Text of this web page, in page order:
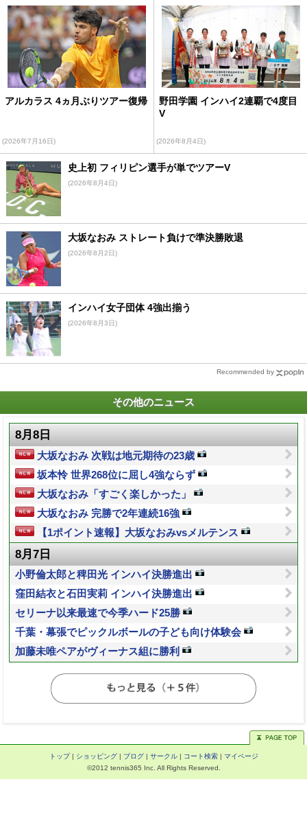
アルカラス 4ヵ月ぶりツアー復帰
(2026年7月16日)
野田学園 インハイ2連覇で4度目
V
(2026年8月4日)
史上初 フィリピン選手が単でツアーV
(2026年8月4日)
大坂なおみ ストレート負けで準決勝敗退
(2026年8月2日)
インハイ女子団体 4強出揃う
(2026年8月3日)
Recommended by
その他のニュース
8月8日
大坂なおみ 次戦は地元期待の23歳
坂本怜 世界268位に屈し4強ならず
大坂なおみ「すごく楽しかった」
大坂なおみ 完勝で2年連続16強
【1ポイント速報】大坂なおみvsメルテンス
8月7日
小野倫太郎と稗田光 インハイ決勝進出
窪田結衣と石田実莉 インハイ決勝進出
セリーナ以来最速で今季ハード25勝
千葉・幕張でピックルボールの子ども向け体験会
加藤未唯ペアがヴィーナス組に勝利
トップ| ショッピング| ブログ| サークル| コート検索| マイページ
©2012 tennis365 Inc. All Rights Reserved.